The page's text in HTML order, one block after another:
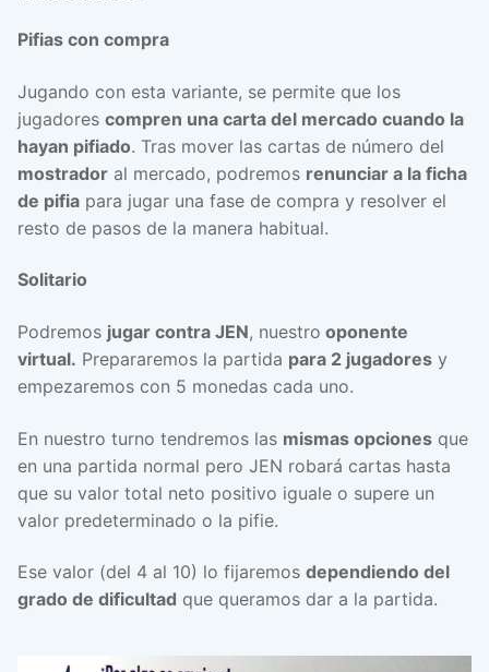
Pifias con compra
Jugando con esta variante, se permite que los
jugadores compren una carta del mercado cuando la
hayan pifiado. Tras mover las cartas de número del
mostrador al mercado, podremos renunciar a la ficha
de pifia para jugar una fase de compra y resolver el
resto de pasos de la manera habitual.
Solitario
Podremos jugar contra JEN, nuestro oponente
virtual. Prepararemos la partida para 2 jugadores y
empezaremos con 5 monedas cada uno.
En nuestro turno tendremos las mismas opciones que
en una partida normal pero JEN robará cartas hasta
que su valor total neto positivo iguale o supere un
valor predeterminado o la pifie.
Ese valor (del 4 al 10) lo fijaremos dependiendo del
grado de dificultad que queramos dar a la partida.